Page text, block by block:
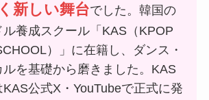
新しい舞台でした。韓国の
ル養成スクール「KAS（KPOP
）」に在籍し、ダンス・
ルを基礎から磨きました。KAS
KAS公式X・YouTubeで正式に発